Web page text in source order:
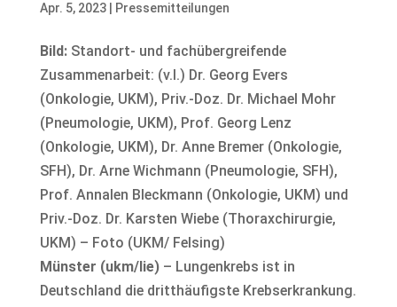
Apr. 5, 2023| Pressemitteilungen
Bild:Standort- und fachübergreifende
Zusammenarbeit: (v.l.) Dr. Georg Evers
(Onkologie, UKM), Priv.-Doz. Dr. Michael Mohr
(Pneumologie, UKM), Prof. Georg Lenz
(Onkologie, UKM), Dr. Anne Bremer (Onkologie,
SFH), Dr. Arne Wichmann (Pneumologie, SFH),
Prof. Annalen Bleckmann (Onkologie, UKM) und
Priv.-Doz. Dr. Karsten Wiebe (Thoraxchirurgie,
UKM) – Foto (UKM/ Felsing)
Münster (ukm/lie)– Lungenkrebs ist in
Deutschland die dritthäufigste Krebserkrankung.